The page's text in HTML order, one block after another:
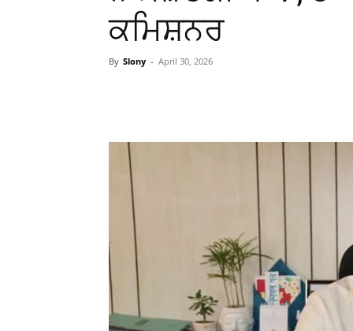
ਕਮਿਸ਼ਨਰ
By Slony - April 30, 2026